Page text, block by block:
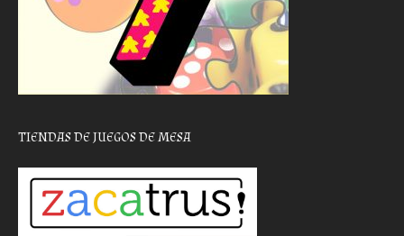
TIENDAS DE JUEGOS DE MESA